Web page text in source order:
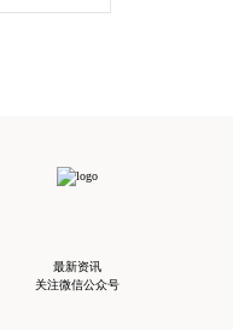
最新资讯
关注微信公众号